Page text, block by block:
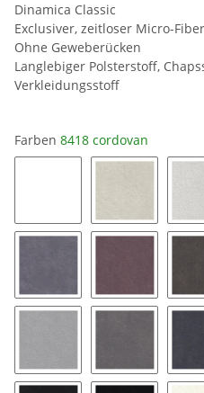
Dinamica Classic
Exclusiver, zeitloser Micro-
Ohne Geweberücken
Langlebiger Polsterstoff,
Verkleidungsstoff
Farben 8418 cordovan
0019 snow white8401 ice
9154 coal 9153 mauve
9211 silver 9087 stone